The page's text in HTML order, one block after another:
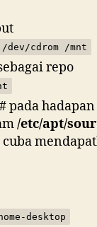
cdrom /mnt
repo
pada
/etc/apt/
desktop